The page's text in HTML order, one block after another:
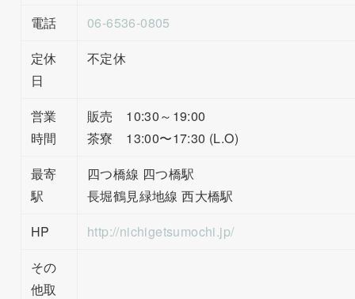
電話
06-6536-0805
定休
日
不定休
営業
時間
販売 10:30～19:00
茶寮 13:00〜17:30 (L.O)
最寄
駅
四つ橋線 四つ橋駅
長堀鶴見緑地線 西大橋駅
HP
http://nichigetsumochi.jp/
その
他取